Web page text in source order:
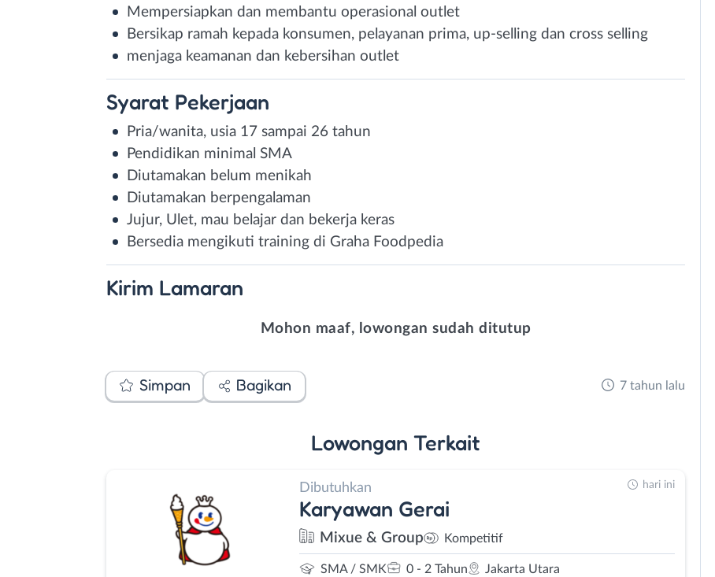
Mempersiapkan dan membantu operasional outlet
Bersikap ramah kepada konsumen, pelayanan prima, up-selling dan cross selling
menjaga keamanan dan kebersihan outlet
Syarat Pekerjaan
Pria/wanita, usia 17 sampai 26 tahun
Pendidikan minimal SMA
Diutamakan belum menikah
Diutamakan berpengalaman
Jujur, Ulet, mau belajar dan bekerja keras
Bersedia mengikuti training di Graha Foodpedia
Kirim Lamaran
Mohon maaf, lowongan sudah ditutup
Simpan Bagikan 7 tahun lalu
Lowongan Terkait
Dibutuhkan
Karyawan Gerai
Mixue & Group Kompetitif
SMA / SMK 0 - 2 Tahun Jakarta Utara
hari ini